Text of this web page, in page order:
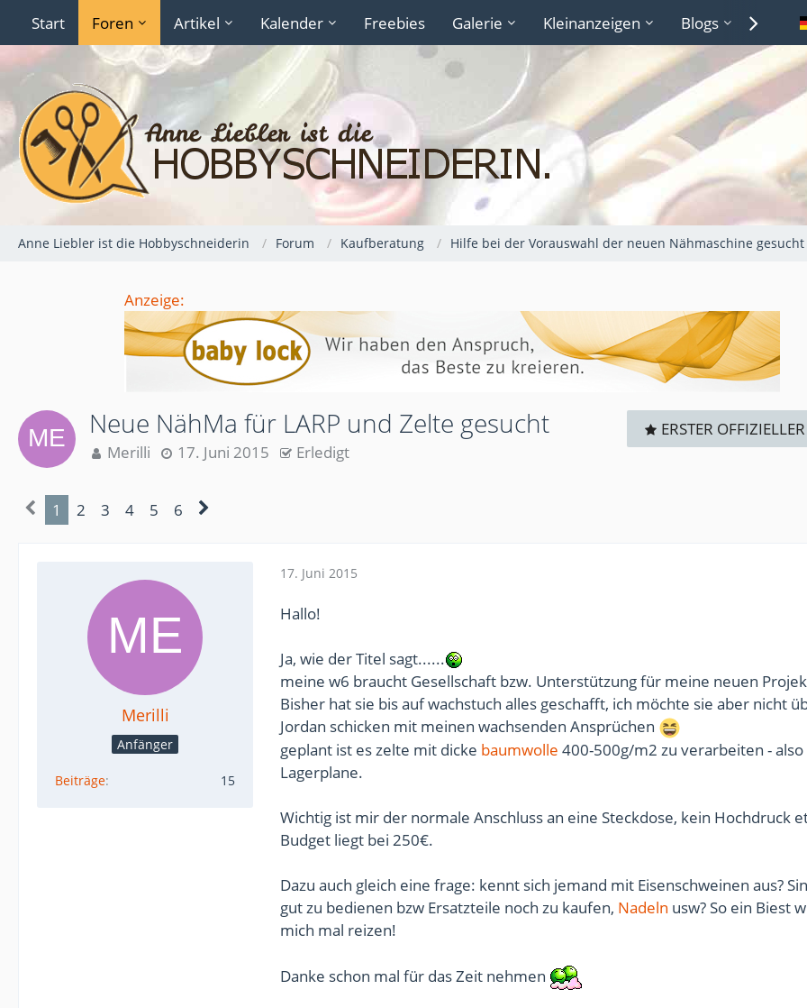
Start Foren Artikel Kalender Freebies Galerie Kleinanzeigen Blogs
Anne Liebler ist die Hobbyschneiderin Forum Kaufberatung Hilfe bei der Vorauswahl der neuen Nähmaschine gesucht
Anzeige:
Neue NähMa für LARP und Zelte gesucht
Merilli 17. Juni 2015 Erledigt
ERSTER
1 2 3 4 5 6
Merilli
Anfänger
Beiträge 15
17. Juni 2015
Hallo!
Ja, wie der Titel sagt......
meine w6 braucht Gesellschaft bzw. Unterstützung für meine neuen
Bisher hat sie bis auf wachstuch alles geschafft, ich möchte sie aber nicht
Jordan schicken mit meinen wachsenden Ansprüchen
geplant ist es zelte mit dicke baumwolle 400-500g/m2 zu verarbeiten - also
Lagerplane.
Wichtig ist mir der normale Anschluss an eine Steckdose, kein Hochdruck
Budget liegt bei 250€.
Dazu auch gleich eine frage: kennt sich jemand mit Eisenschweinen aus?
gut zu bedienen bzw Ersatzteile noch zu kaufen, Nadeln usw? So ein Biest
mich mal reizen!
Danke schon mal für das Zeit nehmen